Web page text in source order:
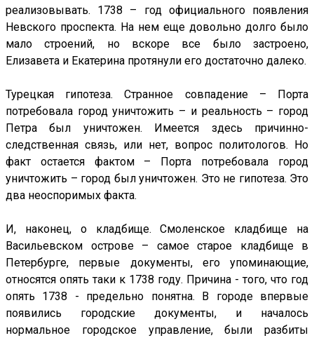
реализовывать. 1738 – год официального появления
Невского проспекта. На нем еще довольно долго было
мало строений, но вскоре все было застроено,
Елизавета и Екатерина протянули его достаточно далеко.
Турецкая гипотеза. Странное совпадение – Порта
потребовала город уничтожить – и реальность – город
Петра был уничтожен. Имеется здесь причинно-
следственная связь, или нет, вопрос политологов. Но
факт остается фактом – Порта потребовала город
уничтожить – город был уничтожен. Это не гипотеза. Это
два неоспоримых факта.
И, наконец, о кладбище. Смоленское кладбище на
Васильевском острове – самое старое кладбище в
Петербурге, первые документы, его упоминающие,
относятся опять таки к 1738 году. Причина - того, что год
опять 1738 - предельно понятна. В городе впервые
появились городские документы, и началось
нормальное городское управление, были разбиты